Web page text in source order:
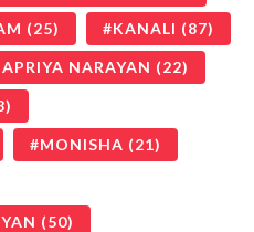
(25) KANALI (87)
NARAYAN (22)
MONISHA (21)
(50)